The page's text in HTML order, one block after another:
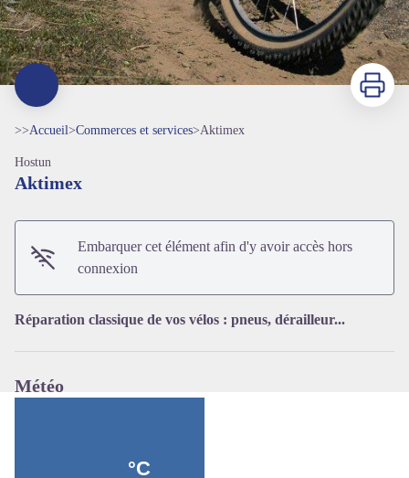
Voir l'image en plein écran
Imprimer
>>Accueil>Commerces et services>Aktimex
Hostun
Aktimex
Embarquer cet élément afin d'y avoir accès hors
connexion
Réparation classique de vos vélos : pneus, dérailleur...
Météo